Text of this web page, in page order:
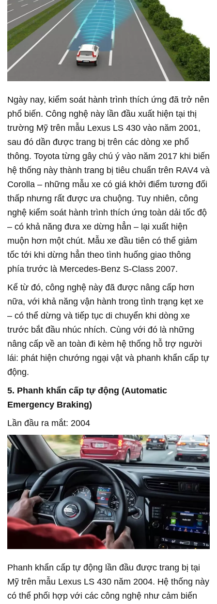
Ngày nay, kiểm soát hành trình thích ứng đã trở nên
phổ biến. Công nghệ này lần đầu xuất hiện tại thị
trường Mỹ trên mẫu Lexus LS 430 vào năm 2001,
sau đó dần được trang bị trên các dòng xe phổ
thông. Toyota từng gây chú ý vào năm 2017 khi biến
hệ thống này thành trang bị tiêu chuẩn trên RAV4 và
Corolla – những mẫu xe có giá khởi điểm tương đối
thấp nhưng rất được ưa chuộng. Tuy nhiên, công
nghệ kiểm soát hành trình thích ứng toàn dải tốc độ
– có khả năng đưa xe dừng hẳn – lại xuất hiện
muộn hơn một chút. Mẫu xe đầu tiên có thể giảm
tốc tới khi dừng hẳn theo tình huống giao thông
phía trước là Mercedes-Benz S-Class 2007.
Kể từ đó, công nghệ này đã được nâng cấp hơn
nữa, với khả năng vận hành trong tình trạng kẹt xe
– có thể dừng và tiếp tục di chuyển khi dòng xe
trước bắt đầu nhúc nhích. Cùng với đó là những
nâng cấp về an toàn đi kèm hệ thống hỗ trợ người
lái: phát hiện chướng ngại vật và phanh khẩn cấp tự
động.
5. Phanh khẩn cấp tự động (Automatic
Emergency Braking)
Lần đầu ra mắt: 2004
Phanh khẩn cấp tự động lần đầu được trang bị tại
Mỹ trên mẫu Lexus LS 430 năm 2004. Hệ thống này
có thể phối hợp với các công nghệ như cảm biến